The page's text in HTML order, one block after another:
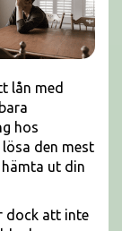
lån med
hos
den mest
ut din
dock att inte